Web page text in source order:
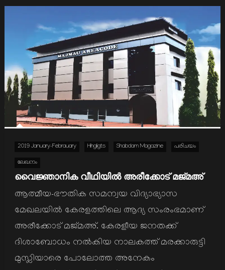
2019 January-Febrauary Hihgligts Shabdam Magazine പരിചയം
ലേഖനം
വൈജ്ഞാനിക വീഥിയില്‍ അരീക്കോട് മജ്മഅ്
ആത്മീയ-ഭൗതിക സമന്വയ വിദ്യാഭ്യാസ
മേഖലയില്‍ കേരളത്തിലെ ആദ്യ സംരംഭമാണ്
അരീക്കോട് മജ്മഅ്. കേരളീയ ജനതക്ക്
ദിശാബോധം നല്‍കിയ നാലകത്ത് മരക്കാരുട്ടി
മുസ്ലിയാരെ പോലോത്ത അനേകം